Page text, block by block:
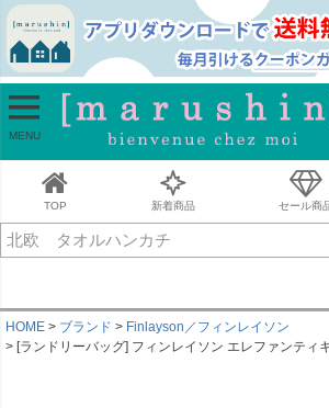
MENU
TOP 新着商品 セール商
並び順
新着順
古い順
価格が安い順
価格が高い順
キーワードヒット順
HOME ブランド
Finlayson／フィンレイソン
[ランドリーバッグ] フィンレイソン エレファンティ